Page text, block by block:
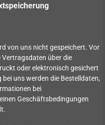
von uns nicht gespeichert. Vor
Vertragsdaten über die
oder elektronisch gesichert
uns werden die Bestelldaten,
bei
Geschäftsbedingungen